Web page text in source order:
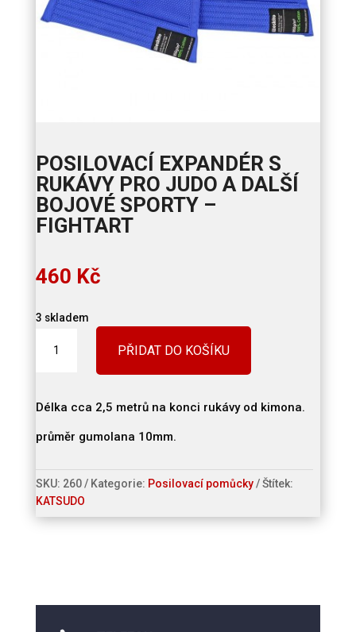
POSILOVACÍ EXPANDÉR S
RUKÁVY PRO JUDO A DALŠÍ
BOJOVÉ SPORTY –
FIGHTART
460 Kč
3 skladem
expandér
pro
a
bojové
sporty
PŘIDAT DO KOŠÍKU
Délka cca 2,5 metrů na konci rukávy od kimona.
průměr gumolana 10mm.
SKU: 260 Kategorie: Posilovací pomůcky
Štítek:
KATSUDO